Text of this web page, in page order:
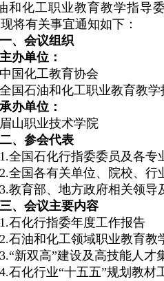
和化工职业教育教学指导
现将有关事宜通知如下：
、会议组织
办单位：
国化工教育协会
国石油和化工职业教育教学
办单位：
山职业技术学院
、参会代表
全国石化行指委委员及各专
全国各有关单位、院校、行
教育部、地方政府相关领导
、会议主要内容
石化行指委年度工作报告
石油和化工领域职业教育教
新双高”建设及高技能人才
石化行业“十五五”规划教材